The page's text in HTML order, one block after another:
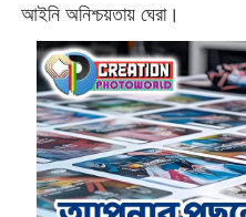
আইনি অনিশ্চয়তায় ঘেরা।